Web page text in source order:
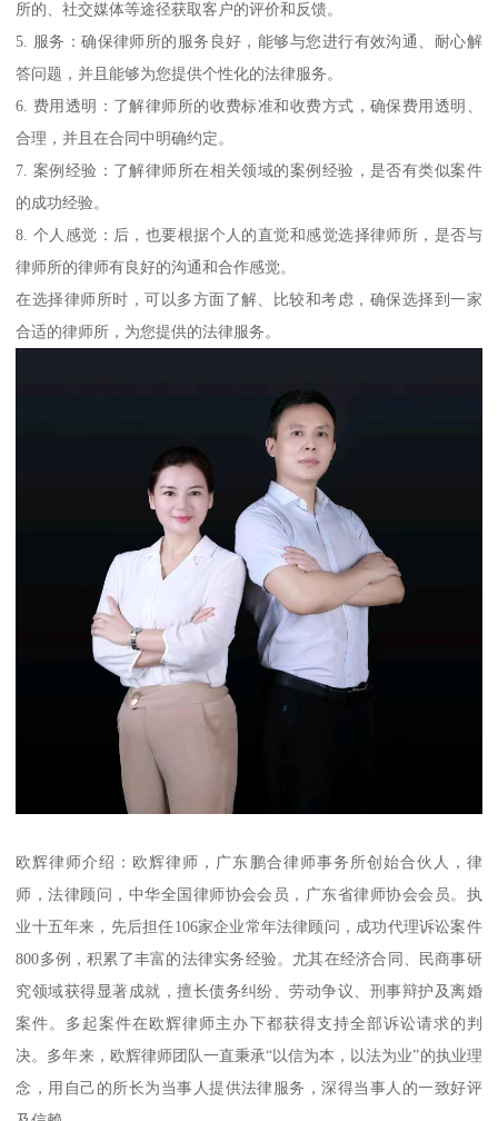
所的、社交媒体等途径获取客户的评价和反馈。
5. 服务：确保律师所的服务良好，能够与您进行有效沟通、耐心解
答问题，并且能够为您提供个性化的法律服务。
6. 费用透明：了解律师所的收费标准和收费方式，确保费用透明、
合理，并且在合同中明确约定。
7. 案例经验：了解律师所在相关领域的案例经验，是否有类似案件
的成功经验。
8. 个人感觉：后，也要根据个人的直觉和感觉选择律师所，是否与
律师所的律师有良好的沟通和合作感觉。
在选择律师所时，可以多方面了解、比较和考虑，确保选择到一家
合适的律师所，为您提供的法律服务。
欧辉律师介绍：欧辉律师，广东鹏合律师事务所创始合伙人，律
师，法律顾问，中华全国律师协会会员，广东省律师协会会员。执
业十五年来，先后担任106家企业常年法律顾问，成功代理诉讼案件
800多例，积累了丰富的法律实务经验。尤其在经济合同、民商事研
究领域获得显著成就，擅长债务纠纷、劳动争议、刑事辩护及离婚
案件。多起案件在欧辉律师主办下都获得支持全部诉讼请求的判
决。多年来，欧辉律师团队一直秉承“以信为本，以法为业”的执业理
念，用自己的所长为当事人提供法律服务，深得当事人的一致好评